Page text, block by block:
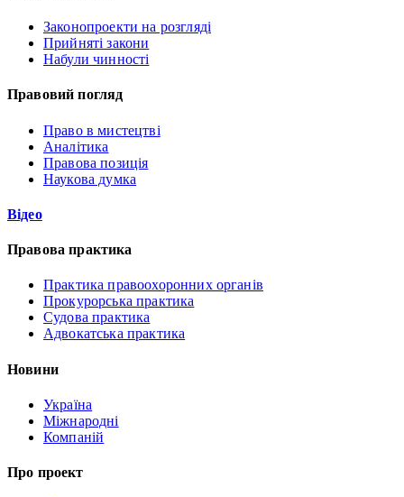
Законопроекти на розгляді
Прийняті закони
Набули чинності
Правовий погляд
Право в мистецтві
Аналітика
Правова позиція
Наукова думка
Відео
Правова практика
Практика правоохоронних органів
Прокурорська практика
Судова практика
Адвокатська практика
Новини
Україна
Міжнародні
Компаній
Про проект